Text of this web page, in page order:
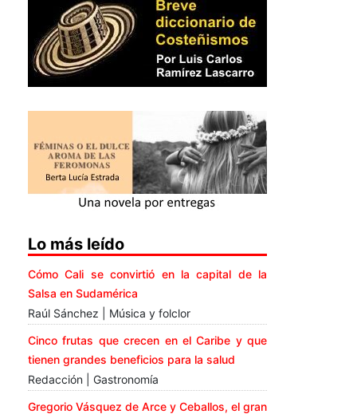
Lo más leído
Cómo Cali se convirtió en la capital de la
Salsa en Sudamérica
Raúl Sánchez | Música y folclor
Cinco frutas que crecen en el Caribe y que
tienen grandes beneficios para la salud
Redacción | Gastronomía
Gregorio Vásquez de Arce y Ceballos, el gran